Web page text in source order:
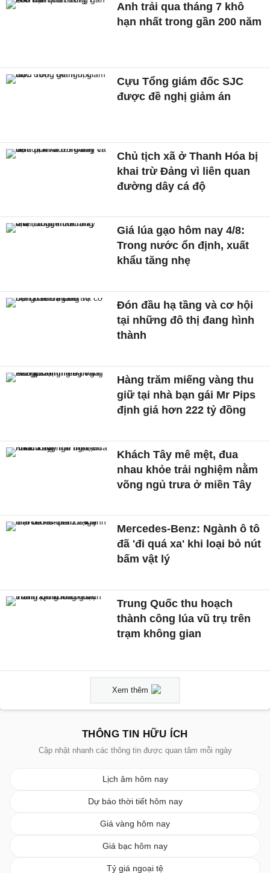
Anh trải qua tháng 7 khô
hạn nhất trong gần 200 năm
Cựu Tổng giám đốc SJC
được đề nghị giảm án
Chủ tịch xã ở Thanh Hóa bị
khai trừ Đảng vì liên quan
đường dây cá độ
Giá lúa gạo hôm nay 4/8:
Trong nước ổn định, xuất
khẩu tăng nhẹ
Đón đầu hạ tầng và cơ hội
tại những đô thị đang hình
thành
Hàng trăm miếng vàng thu
giữ tại nhà bạn gái Mr Pips
định giá hơn 222 tỷ đồng
Khách Tây mê mệt, đua
nhau khỏe trải nghiệm nằm
võng ngủ trưa ở miền Tây
Mercedes-Benz: Ngành ô tô
đã 'đi quá xa' khi loại bỏ nút
bấm vật lý
Trung Quốc thu hoạch
thành công lúa vũ trụ trên
trạm không gian
Xem thêm
THÔNG TIN HỮU ÍCH
Cập nhật nhanh các thông tin được quan tâm mỗi ngày
Lịch âm hôm nay
Dự báo thời tiết hôm nay
Giá vàng hôm nay
Giá bạc hôm nay
Tỷ giá ngoại tệ